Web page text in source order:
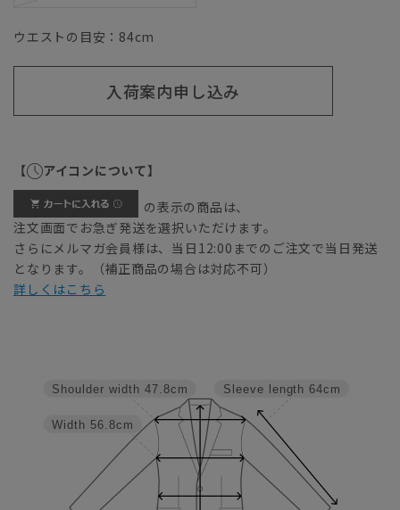
ウエストの目安： 84cm
入荷案内申し込み
【 アイコンについて】
の表示の商品は、
注文画面でお急ぎ発送を選択いただけます。
さらにメルマガ会員様は、当日12:00までのご注文で当日発送
となります。（補正商品の場合は対応不可）
詳しくはこちら
Sleeve length 64cm
Width 56.8cm
Shoulder width 47.8cm